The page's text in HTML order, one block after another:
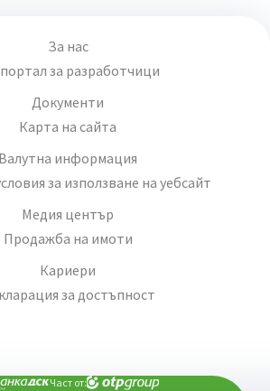
За нас
за разработчици
Документи
Карта на сайта
Валутна информация
за използване на уебсайт
Медия център
Продажба на имоти
Кариери
за достъпност
Част от: